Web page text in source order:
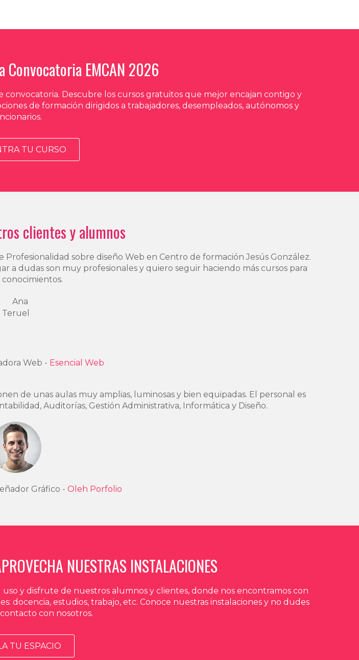
Convocatoria EMCAN 2026
Descubre los cursos gratuitos que mejor encajan contigo y
de formación dirigidos a trabajadores, desempleados, autónomos y
TU CURSO
clientes y alumnos
sobre diseño Web en Centro de formación Jesús González.
a dudas son muy profesionales y quiero seguir haciendo más cursos para
Web - Esencial Web
de unas aulas muy amplias, luminosas y bien equipadas. El personal es
Auditorías, Gestión Administrativa, Informática y Diseño.
Gráfico - Oleh Porfolio
NUESTRAS INSTALACIONES
y disfrute de nuestros alumnos y clientes, donde nos encontramos con
docencia, estudios, trabajo, etc. Conoce nuestras instalaciones y no dudes
con nosotros.
TU ESPACIO